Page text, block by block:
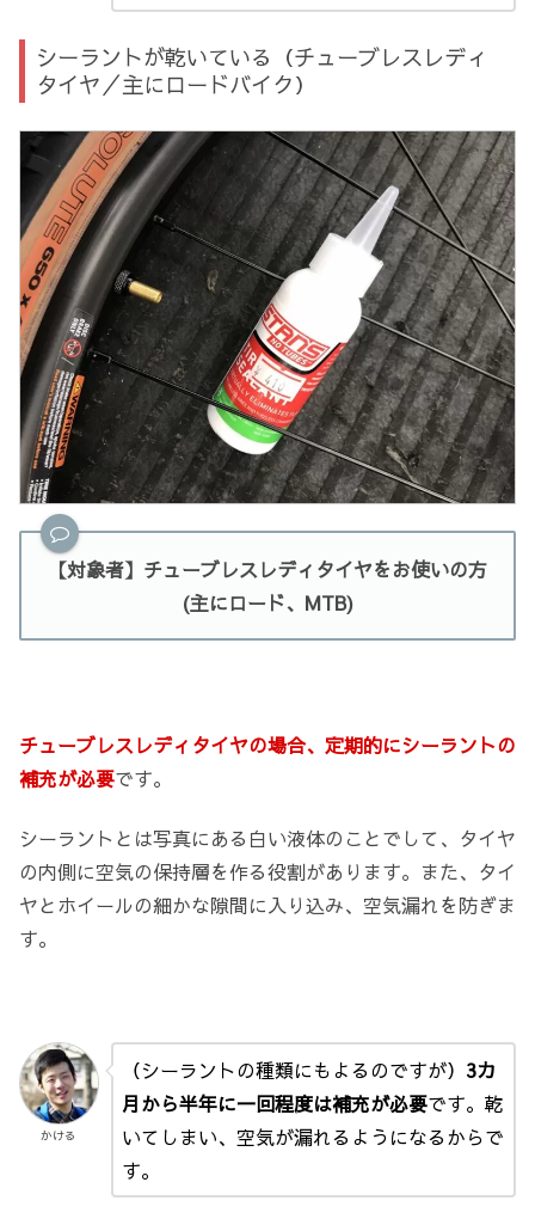
シーラントが乾いている（チューブレスレディ
タイヤ／主にロードバイク）
【対象者】チューブレスレディタイヤをお使いの方
(主にロード、MTB)
チューブレスレディタイヤの場合、定期的にシーラントの
補充が必要です。
シーラントとは写真にある白い液体のことでして、タイヤ
の内側に空気の保持層を作る役割があります。また、タイ
ヤとホイールの細かな隙間に入り込み、空気漏れを防ぎま
す。
かける
（シーラントの種類にもよるのですが） 3カ
月から半年に一回程度は補充が必要です。乾
いてしまい、空気が漏れるようになるからで
す。